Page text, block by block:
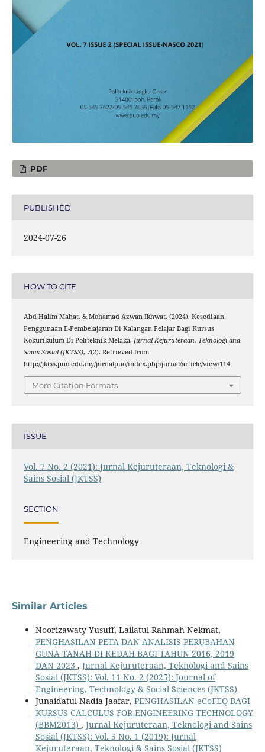
PDF
PUBLISHED
2024-07-26
HOW TO CITE
Abd Halim Mahat, & Mohamad Azwan Ikhwat. (2024). Kesediaan
Penggunaan E-Pembelajaran Di Kalangan Pelajar Bagi Kursus
Kokurikulum Di Politeknik Melaka. Jurnal Kejuruteraan, Teknologi and
Sains Sosial (JKTSS), 7(2). Retrieved from
http://jktss.puo.edu.my/jurnalpuo/index.php/jurnal/article/view/114
More Citation Formats
ISSUE
Vol. 7 No. 2 (2021): Jurnal Kejuruteraan, Teknologi &
Sains Sosial (JKTSS)
SECTION
Engineering and Technology
Similar Articles
Noorizawaty Yusuff, Lailatul Rahmah Nekmat,
PENGHASILAN PETA DAN ANALISIS PERUBAHAN
GUNA TANAH DI KEDAH BAGI TAHUN 2016, 2019
DAN 2023 , Jurnal Kejuruteraan, Teknologi and Sains
Sosial (JKTSS): Vol. 11 No. 2 (2025): Journal of
Engineering, Technology & Social Sciences (JKTSS)
Junaidatul Nadia Jaafar, PENGHASILAN eCoFEQ BAGI
KURSUS CALCULUS FOR ENGINEERING TECHNOLOGY
(BBM2013) , Jurnal Kejuruteraan, Teknologi and Sains
Sosial (JKTSS): Vol. 5 No. 1 (2019): Jurnal
Kejuruteraan, Teknologi & Sains Sosial (JKTSS)